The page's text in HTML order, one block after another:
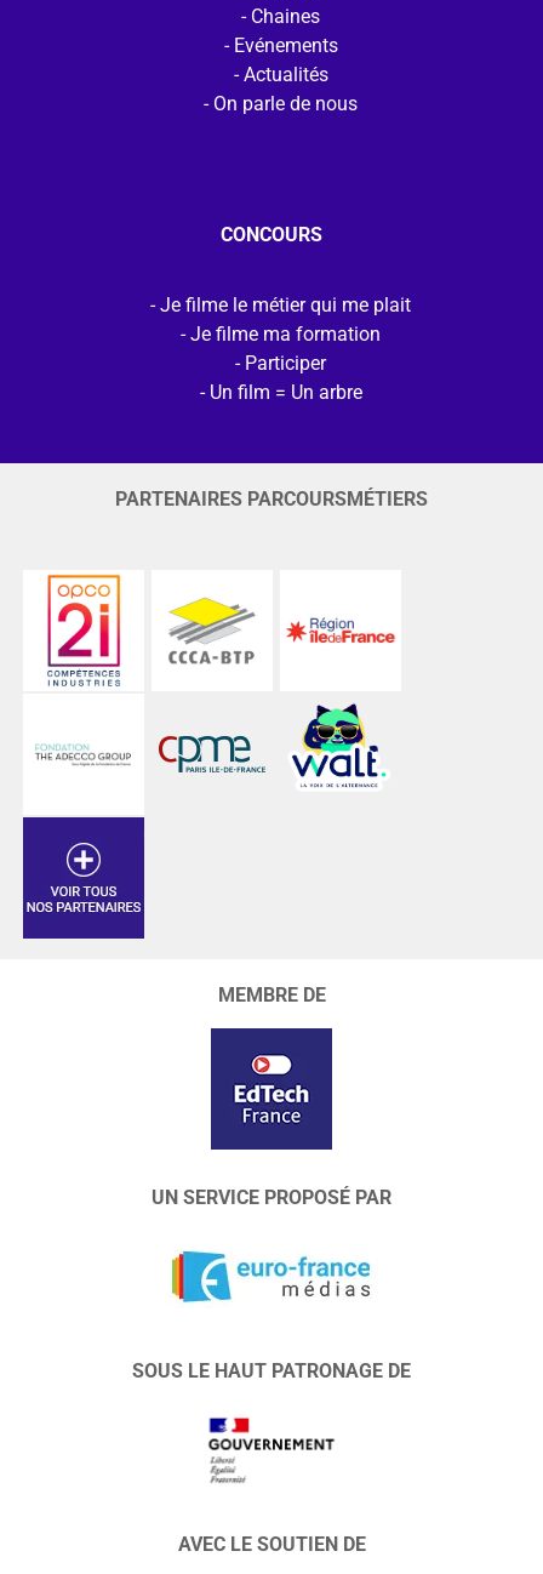
Chaines
Evénements
Actualités
On parle de nous
CONCOURS
Je filme le métier qui me plait
Je filme ma formation
Participer
Un film = Un arbre
PARTENAIRES PARCOURSMÉTIERS
MEMBRE DE
UN SERVICE PROPOSÉ PAR
SOUS LE HAUT PATRONAGE DE
AVEC LE SOUTIEN DE